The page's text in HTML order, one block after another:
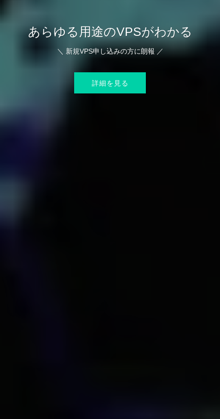
あらゆる用途のVPSがわかる
＼ 新規VPS申し込みの方に朗報 ／
詳細を見る